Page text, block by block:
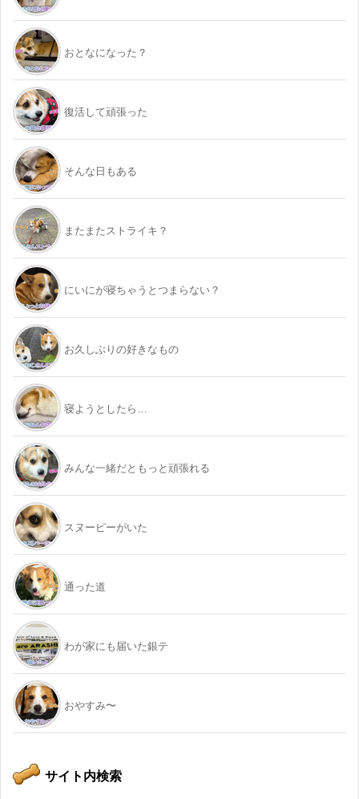
おとなになった？
復活して頑張った
そんな日もある
またまたストライキ？
にいにが寝ちゃうとつまらない？
お久しぶりの好きなもの
寝ようとしたら…
みんな一緒だともっと頑張れる
スヌーピーがいた
通った道
わが家にも届いた銀テ
おやすみ〜
サイト内検索